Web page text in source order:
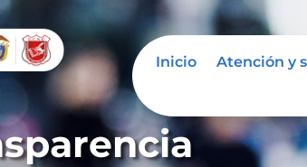
Inicio Atención y